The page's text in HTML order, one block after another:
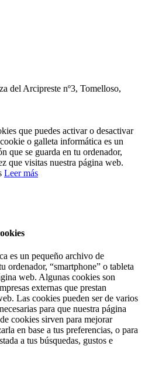
del Arcipreste nº3, Tomelloso,
que puedes activar o desactivar
o galleta informática es un
que se guarda en tu ordenador,
que visitas nuestra página web.
Leer más
es un pequeño archivo de
ordenador, “smartphone” o tableta
web. Algunas cookies son
externas que prestan
Las cookies pueden ser de varios
para que nuestra página
cookies sirven para mejorar
en base a tus preferencias, o para
a tus búsquedas, gustos e